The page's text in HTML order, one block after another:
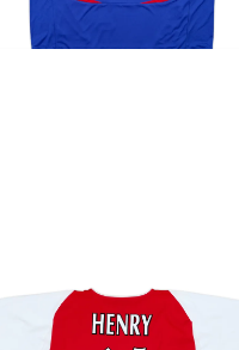
2002-04 Arsenal Home Shirt
Henry #14 - 8/10 - (XL)